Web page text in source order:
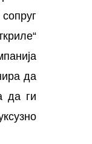
да
да ги